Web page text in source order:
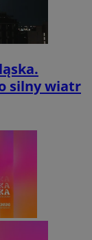
silny wiatr